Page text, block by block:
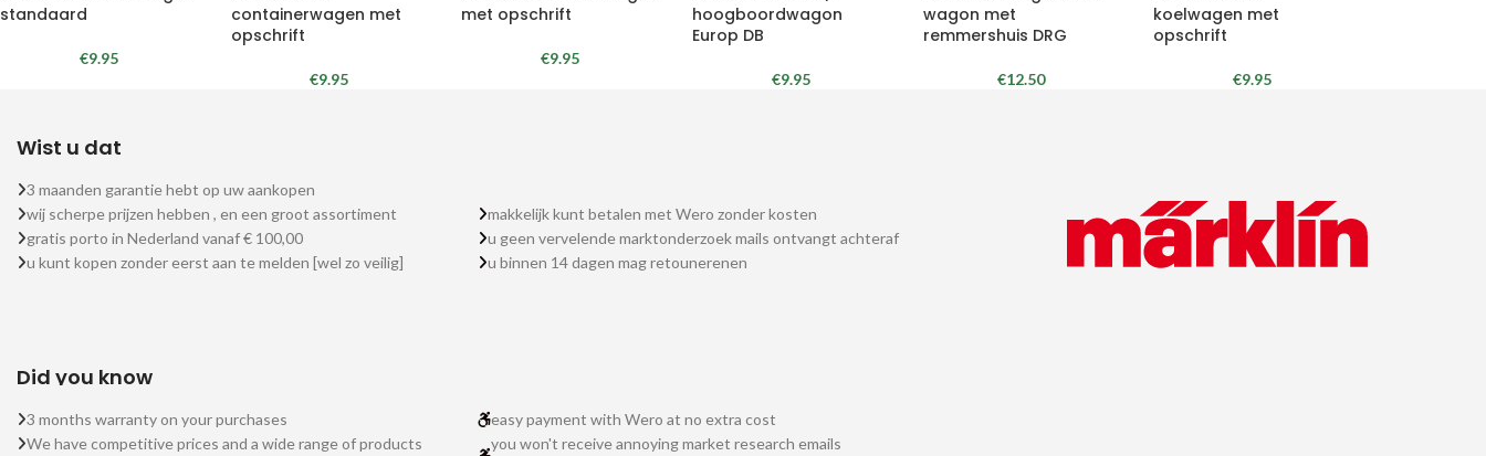
standaard
€9.95
containerwagen met
opschrift
€9.95
met opschrift
€9.95
hoogboordwagon
Europ DB
€9.95
wagon met
remmershuis DRG
€12.50
koelwagen met
opschrift
€9.95
Wist u dat
3 maanden garantie hebt op uw aankopen
wij scherpe prijzen hebben , en een groot assortiment
gratis porto in Nederland vanaf € 100,00
u kunt kopen zonder eerst aan te melden [wel zo veilig]
makkelijk kunt betalen met Wero zonder kosten
u geen vervelende marktonderzoek mails ontvangt achteraf
u binnen 14 dagen mag retounerenen
Did you know
3 months warranty on your purchases
We have competitive prices and a wide range of products
easy payment with Wero at no extra cost
you won't receive annoying market research emails